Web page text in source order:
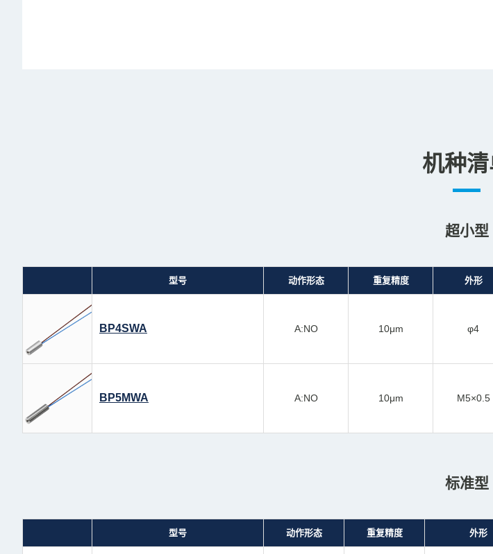
机种
超小型
型号 动作形态 重复精度 外形
BP4SWA A:NO 10μm φ4
BP5MWA A:NO 10μm M5×0.5
标准型
型号 动作形态 重复精度 外形